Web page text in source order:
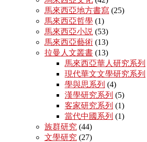
馬來西亞地方書寫 (25)
馬來西亞哲學 (1)
馬來西亞小説 (53)
馬來西亞藝術 (13)
拉曼人文叢書 (13)
馬來西亞華人研究系列
現代華文文學研究系列
學與思系列 (4)
漢學研究系列 (5)
客家研究系列 (1)
當代中國系列 (1)
族群研究 (44)
文學研究 (27)